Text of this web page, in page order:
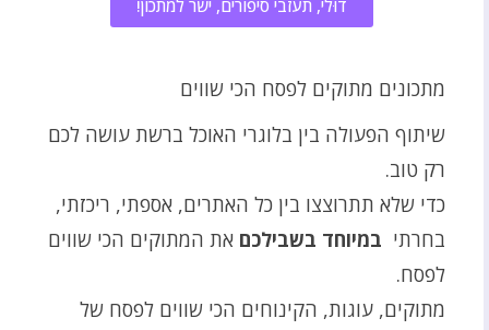
דוּלי, תעזבי סיפורים, ישר למתכון!
מתכונים מתוקים לפסח הכי שווים
שיתוף הפעולה בין בלוגרי האוכל ברשת עושה לכם
רק טוב.
כדי שלא תתרוצצו בין כל האתרים, אספתי, ריכזתי,
בחרתי במיוחד בשבילכם את המתוקים הכי שווים
לפסח.
מתוקים, עוגות, הקינוחים הכי שווים לפסח של